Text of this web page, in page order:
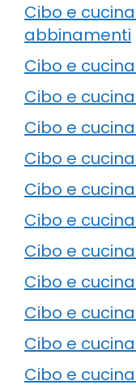
Cibo e
abbinamenti
Cibo e
Cibo e
Cibo e
Cibo e
Cibo e
Cibo e
Cibo e
Cibo e
Cibo e
Cibo e
Cibo e